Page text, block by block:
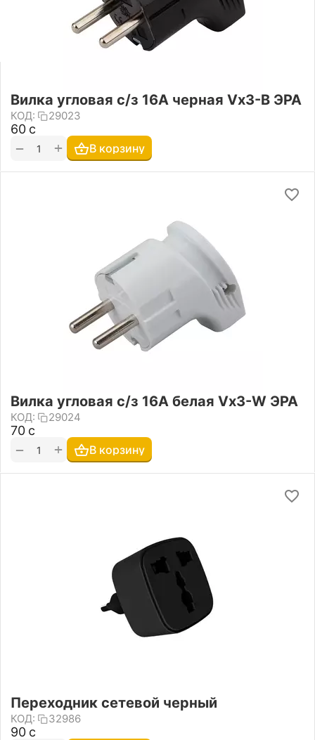
Вилка угловая с/з 16А черная Vx3-B ЭРА
КОД: 29023
‍60‍ с
+
− В корзину
Вилка угловая с/з 16А белая Vx3-W ЭРА
КОД: 29024
‍70‍ с
+
− В корзину
Переходник сетевой черный
КОД: 32986
‍90‍ с